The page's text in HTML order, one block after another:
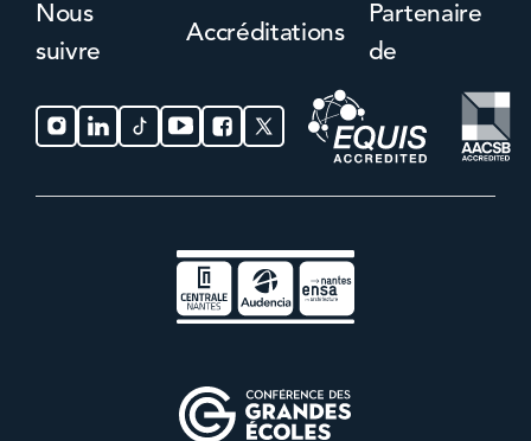
Nous
suivre
Accréditations
Partenaire
de